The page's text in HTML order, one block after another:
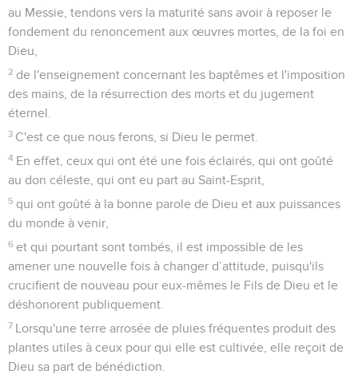
au Messie, tendons vers la maturité sans avoir à reposer le
fondement du renoncement aux œuvres mortes, de la foi en
Dieu,
2 de l'enseignement concernant les baptêmes et l'imposition
des mains, de la résurrection des morts et du jugement
éternel.
3 C'est ce que nous ferons, si Dieu le permet.
4 En effet, ceux qui ont été une fois éclairés, qui ont goûté
au don céleste, qui ont eu part au Saint-Esprit,
5 qui ont goûté à la bonne parole de Dieu et aux puissances
du monde à venir,
6 et qui pourtant sont tombés, il est impossible de les
amener une nouvelle fois à changer d’attitude, puisqu'ils
crucifient de nouveau pour eux-mêmes le Fils de Dieu et le
déshonorent publiquement.
7 Lorsqu'une terre arrosée de pluies fréquentes produit des
plantes utiles à ceux pour qui elle est cultivée, elle reçoit de
Dieu sa part de bénédiction.